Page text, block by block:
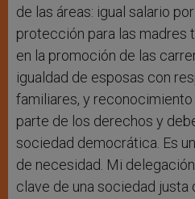
de las áreas: igual salario
protección para las madres
en la promoción de las
igualdad de esposas con
familiares, y
parte de los derechos y
sociedad democrática. Es
de necesidad. Mi
clave de una sociedad justa